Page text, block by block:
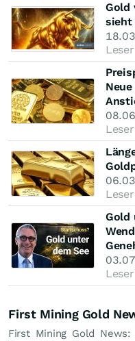
Gold
sieht
Leser
Leser
Leser
Gold
Leser
First Mining Gold
First Mining Gold